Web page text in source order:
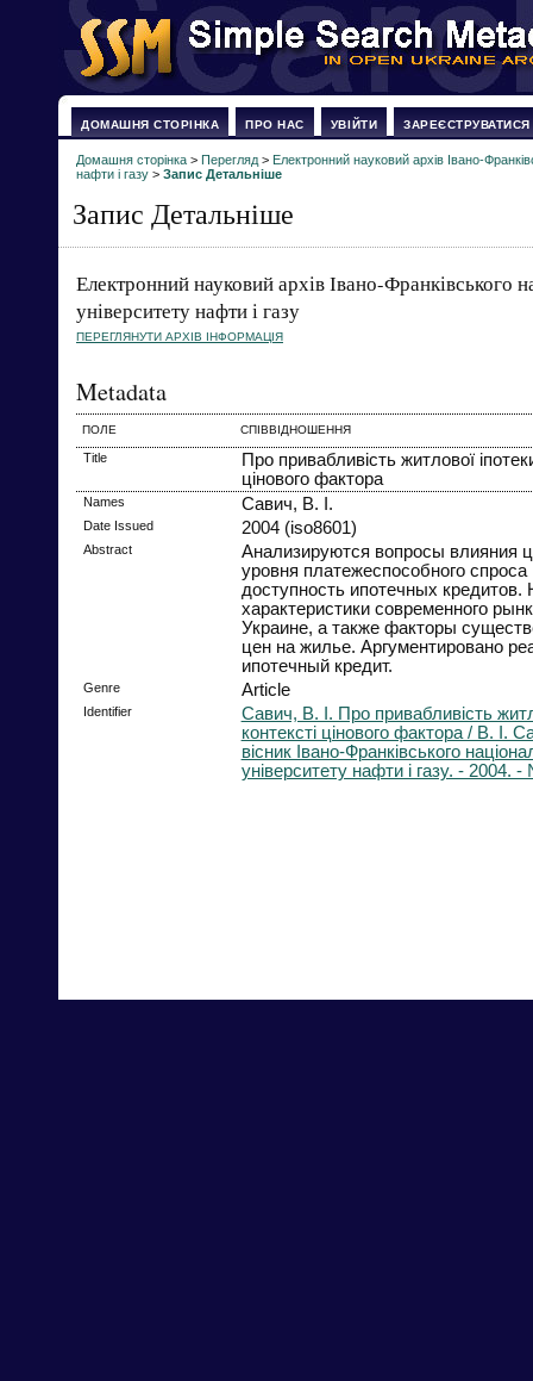
ДОМАШНЯ СТОРІНКА ПРО НАС УВІЙТИ ЗАРЕЄСТРУВАТИСЯ
Домашня сторінка > Перегляд > Електронний науковий архів Івано-
нафти і газу > Запис Детальніше
Запис Детальніше
Електронний науковий архів Івано-Франківського
університету нафти і газу
ПЕРЕГЛЯНУТИ АРХІВ ІНФОРМАЦІЯ
Metadata
ПОЛЕ СПІВВІДНОШЕННЯ
Title
Про привабливість житлової
цінового фактора
Names Савич, В. І.
Date Issued 2004 (iso8601)
Abstract
Анализируются вопросы влияния
уровня платежеспособного
доступность ипотечных
характеристики современного
Украине, а также факторы
цен на жилье. Аргументировано
ипотечный кредит.
Genre Article
Identifier
Савич, В. І. Про привабливість
контексті цінового фактора / В. І.
вісник Івано-Франківського
університету нафти і газу. - 2004.